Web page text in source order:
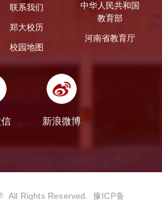
联系我们
郑大校历
校园地图
中华人民共和国
教育部
河南省教育厅
新浪微博
All Rights Reserved.豫ICP备